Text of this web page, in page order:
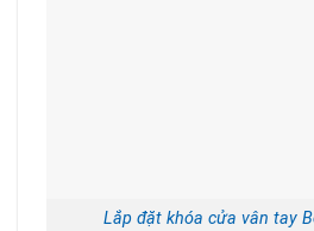
Lắp đặt khóa cửa vân tay